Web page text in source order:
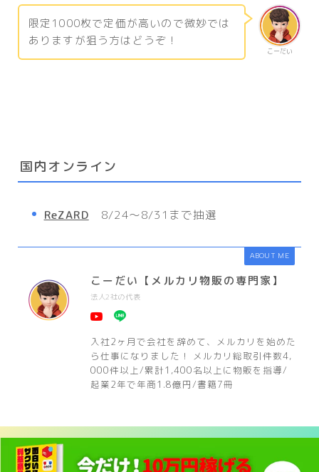
こーだい
限定1000枚で定価が高いので微妙では
ありますが狙う方はどうぞ！
国内オンライン
ReZARD 8/24〜8/31まで抽選
ABOUT ME
こーだい【メルカリ物販の専門家】
法人2社の代表
入社2ヶ月で会社を辞めて、メルカリを始めた
ら仕事になりました！ メルカリ総取引件数4,
000件以上/累計1,400名以上に物販を指導/
起業2年で年商1.8億円/書籍7冊
HOME ＞ プレ値速報！